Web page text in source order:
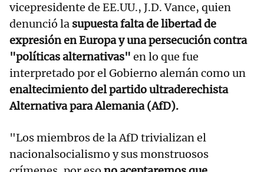
vicepresidente de EE.UU., J.D. Vance, quien
denunció la supuesta falta de libertad de
expresión en Europa y una persecución contra
"políticas alternativas" en lo que fue
interpretado por el Gobierno alemán como un
enaltecimiento del partido ultraderechista
Alternativa para Alemania (AfD).
"Los miembros de la AfD trivializan el
nacionalsocialismo y sus monstruosos